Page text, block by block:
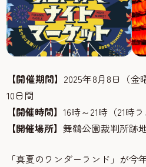
【開催期間】 2025年8月8日（金
10日間
【開催時間】16時～21時（21時
【開催場所】舞鶴公園裁判所跡
「真夏のワンダーランド」が今